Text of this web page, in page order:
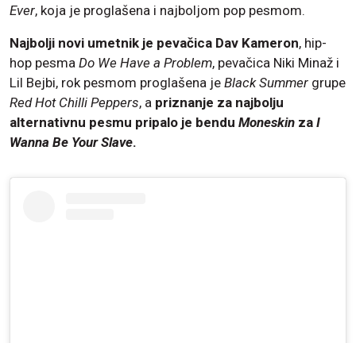
Ever, koja je proglašena i najboljom pop pesmom.
Najbolji novi umetnik je pevačica Dav Kameron, hip-
hop pesma Do We Have a Problem, pevačica Niki Minaž i
Lil Bejbi, rok pesmom proglašena je Black Summer grupe
Red Hot Chilli Peppers, a priznanje za najbolju
alternativnu pesmu pripalo je bendu Moneskin za I
Wanna Be Your Slave.